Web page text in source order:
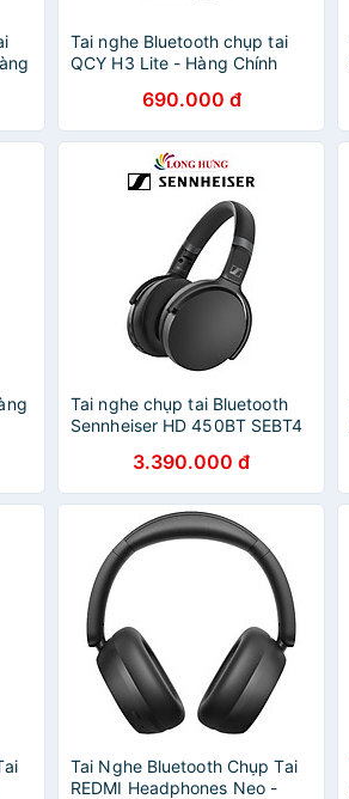
Tai nghe Bluetooth chụp tai
QCY H3 Lite - Hàng Chính
690.000 đ
Tai nghe chụp tai Bluetooth
Sennheiser HD 450BT SEBT4
3.390.000 đ
Tai Nghe Bluetooth Chụp Tai
REDMI Headphones Neo -